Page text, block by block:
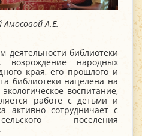
Амосовой А.Е.
библиотеки
возрождение народных
края, его прошлого и
библиотеки нацелена на
воспитание,
работе с детьми и
активно сотрудничает с
поселения